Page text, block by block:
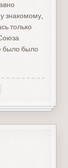
знакомому,
только
было было